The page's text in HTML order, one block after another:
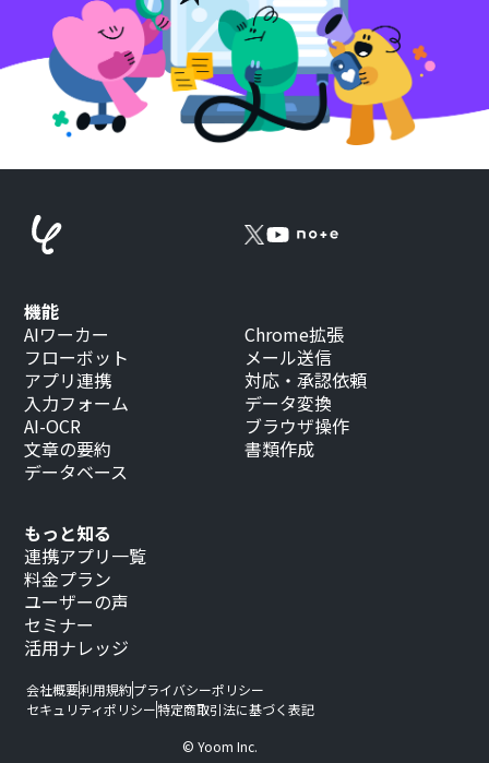
もっと知る
連携アプリ一覧
料金プラン
ユーザーの声
セミナー
活用ナレッジ
機能
AIワーカー
フローボット
アプリ連携
入力フォーム
AI-OCR
文章の要約
データベース
Chrome拡張
メール送信
対応・承認依頼
データ変換
ブラウザ操作
書類作成
会社概要利用規約プライバシーポリシー
セキュリティポリシー特定商取引法に基づく表記
© Yoom Inc.